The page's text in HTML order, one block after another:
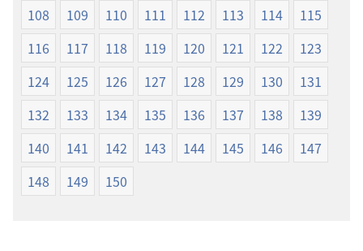
108
109 110 111 112 113 114
115
116
117 118 119 120 121 122
123
124
125 126 127 128 129 130
131
132
133 134 135 136 137 138
139
140
141 142 143 144 145 146
147
148
149 150